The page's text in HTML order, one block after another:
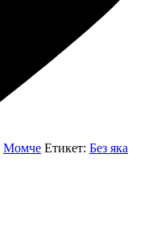
Момче Етикет: Без яка